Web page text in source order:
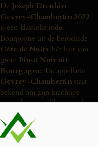
De Joseph Drouhin
Gevrey-Chambertin 2022
is een klassieke rode
Bourgogne uit de beroemde
Côte de Nuits, hét hart van
grote Pinot Noir uit
Bourgogne. De appellatie
Gevrey-Chambertin staat
bekend om zijn krachtige
maarelegantestijlenwordt
wereldwijd
vandemeest
dorpenvan